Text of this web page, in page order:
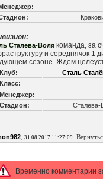
Сталёва-Воля команда, за
и середнячок 1
сезоне. Ждем
Клуб: Сталь
Класс:
Менеджер:
Стадион:
Сталёва-
, 31.08.2017 11:27:09.
Временно комментарии